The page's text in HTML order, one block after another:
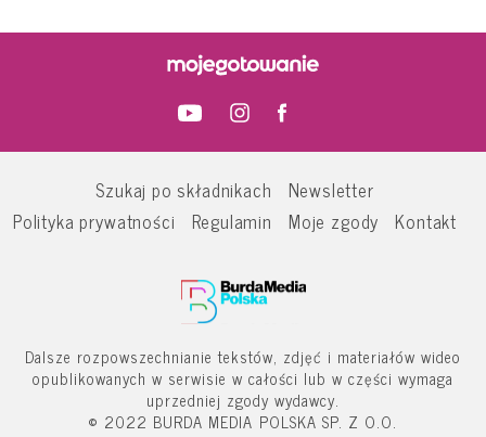
Szukaj po składnikach
Newsletter
Polityka prywatności
Regulamin Moje zgody Kontakt
Dalsze rozpowszechnianie tekstów, zdjęć i materiałów wideo
opublikowanych w serwisie w całości lub w części wymaga
uprzedniej zgody wydawcy.
© 2022 BURDA MEDIA POLSKA SP. Z O.O.